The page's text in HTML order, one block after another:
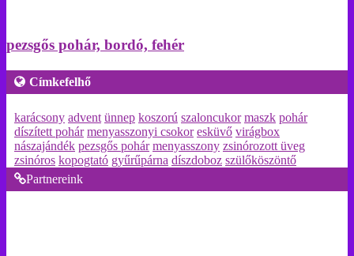
pezsgős pohár, bordó, fehér
Címkefelhő
karácsony advent ünnep koszorú szaloncukor maszk pohár
díszített pohár menyasszonyi csokor esküvő virágbox
nászajándék pezsgős pohár menyasszony zsinórozott üveg
zsinóros kopogtató gyűrűpárna díszdoboz szülőköszöntő
Partnereink